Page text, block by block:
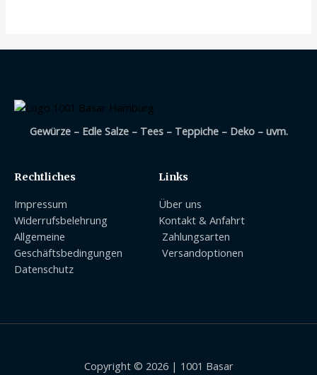
Gewürze – Edle Salze – Tees – Teppiche – Deko – uvm.
Rechtliches
Impressum
Widerrufsbelehrung
Allgemeine
Geschäftsbedingungen
Datenschutz
Links
Über uns
Kontakt & Anfahrt
Zahlungsarten
Versandoptionen
Copyright © 2026 | 1001 Basar